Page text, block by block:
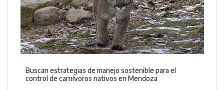
Buscan estrategias de manejo sostenible para el
control de carnívoros nativos en Mendoza